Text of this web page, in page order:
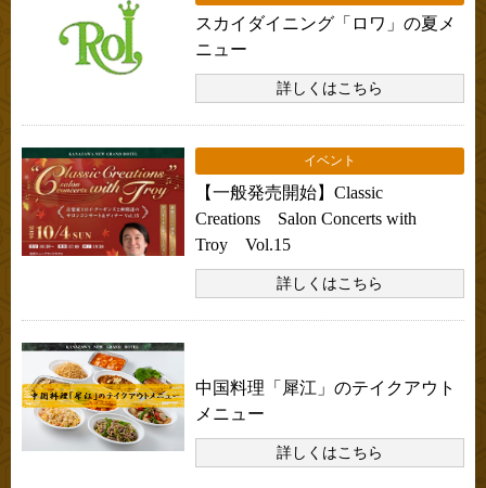
スカイダイニング「ロワ」の夏メ
ニュー
詳しくはこちら
イベント
【一般発売開始】Classic
Creations Salon Concerts with
Troy Vol.15
詳しくはこちら
中国料理「犀江」のテイクアウト
メニュー
詳しくはこちら